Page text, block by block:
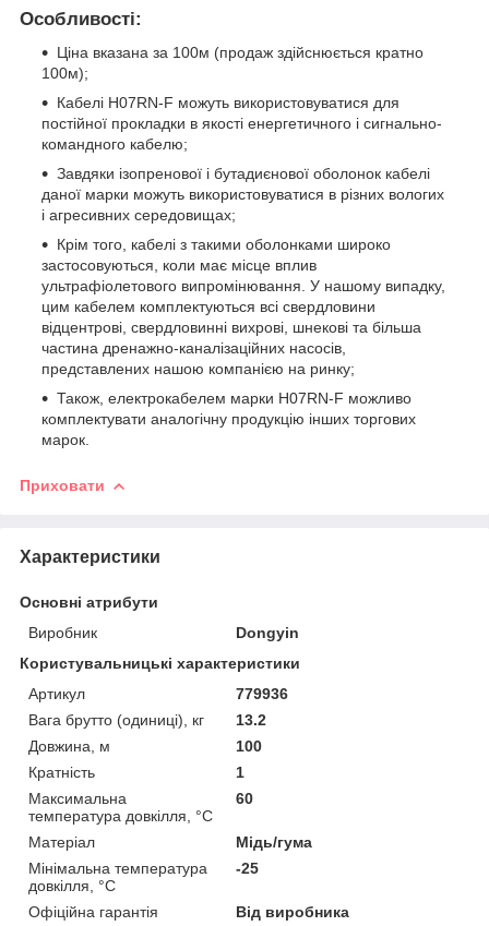
Особливості:
Ціна вказана за 100м (продаж здійснюється кратно
100м);
Кабелі H07RN-F можуть використовуватися для
постійної прокладки в якості енергетичного і сигнально-
командного кабелю;
Завдяки ізопренової і бутадиєнової оболонок кабелі
даної марки можуть використовуватися в різних вологих
і агресивних середовищах;
Крім того, кабелі з такими оболонками широко
застосовуються, коли має місце вплив
ультрафіолетового випромінювання. У нашому випадку,
цим кабелем комплектуються всі свердловини
відцентрові, свердловинні вихрові, шнекові та більша
частина дренажно-каналізаційних насосів,
представлених нашою компанією на ринку;
Також, електрокабелем марки H07RN-F можливо
комплектувати аналогічну продукцію інших торгових
марок.
Приховати
Характеристики
Основні атрибути
Виробник
Dongyin
Користувальницькі характеристики
Артикул
779936
Вага брутто (одиниці), кг
13.2
Довжина, м
100
Кратність
1
Максимальна
температура довкілля, °C
60
Матеріал
Мідь/гума
Мінімальна температура
довкілля, °C
-25
Офіційна гарантія
Від виробника